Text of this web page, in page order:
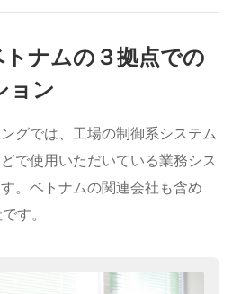
ナムの３拠点での
ョン
グでは、工場の制御系システム
で使用いただいている業務シス
。ベトナムの関連会社も含め
す。